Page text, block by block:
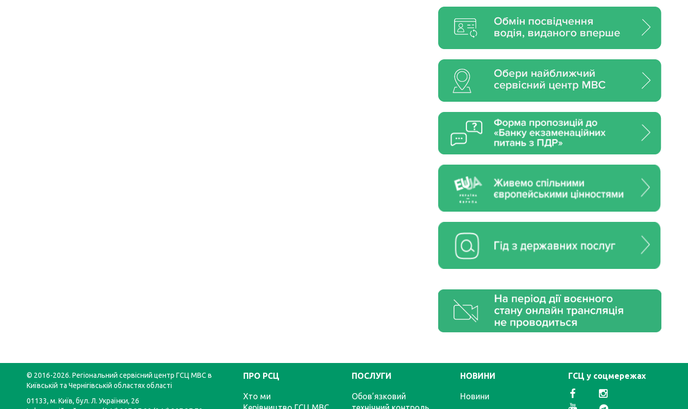
© 2016-2026. Регіональний сервісний центр ГСЦ МВС в
Київській та Чернігівській областях області
01133, м. Київ, бул. Л. Українки, 26
ПРО РСЦ
Хто ми
ПОСЛУГИ
Обов’язковий
НОВИНИ
Новини
ГСЦ у соцмережах